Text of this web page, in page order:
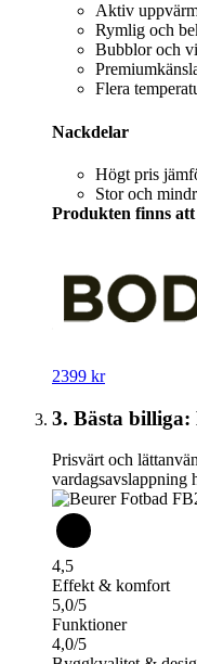
Aktiv
Rymlig och
Bubblor och
Flera
Nackdelar
Högt pris
Stor och
Produkten finns
2399 kr
3. Bästa billiga:
Prisvärt och
vardagsavslappning
4,5
Effekt & komfort
5,0/5
Funktioner
4,0/5